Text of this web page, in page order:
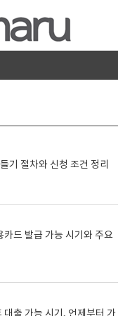
기 절차와 신청 조건 정리
카드 발급 가능 시기와 주요